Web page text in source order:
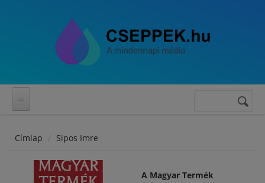
Keresés
Címlap Sipos Imre
A Magyar Termék